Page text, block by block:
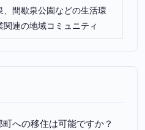
、間歇泉公園などの生活環
関連の地域コミュニティ
への移住は可能ですか？